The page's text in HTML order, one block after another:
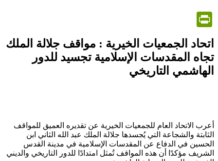
اتحاد الجمعيات الخيرية : مواقف جلالة الملك
تجاه المقدسات الإسلامية تجسيد للدور
الهاشمي التاريخي
أعرب الاتحاد العام للجمعيات الخيرية عن تقديره العميق للمواقف
الثابتة والشجاعة التي يُجسدها جلالة الملك عبد الله الثاني ابن
الحسين في الدفاع عن المقدسات الإسلامية في مدينة القدس
الشريف مؤكدًا أن هذه المواقف تُمثل امتدادًا للدور التاريخي والديني